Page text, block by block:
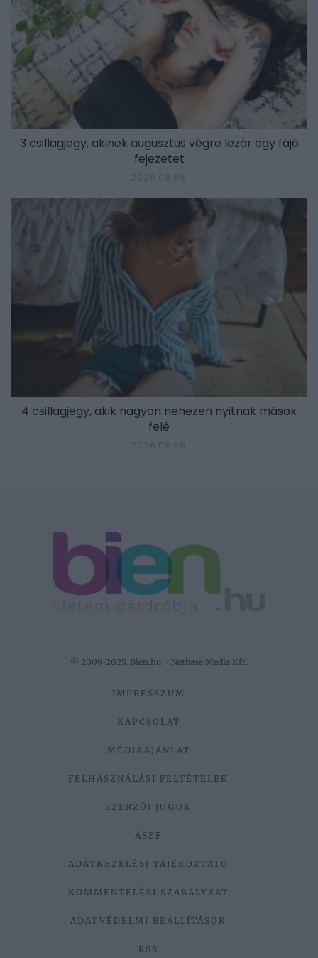
3 csillagjegy, akinek augusztus végre lezár egy fájó
fejezetet
4 csillagjegy, akik nagyon nehezen nyitnak mások
felé
© 2009-2025. Bien.hu - Netbase Media Kft.
IMPRESSZUM
KAPCSOLAT
MÉDIAAJÁNLAT
FELHASZNÁLÁSI FELTÉTELEK
SZERZŐI JOGOK
ÁSZF
ADATKEZELÉSI TÁJÉKOZTATÓ
KOMMENTELÉSI SZABÁLYZAT
ADATVÉDELMI BEÁLLÍTÁSOK
RSS